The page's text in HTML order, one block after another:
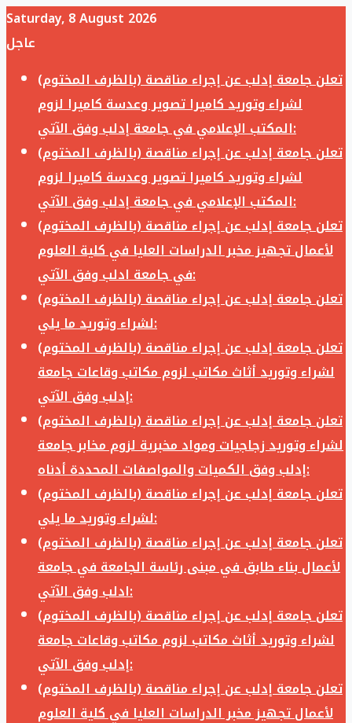
Saturday, 8 August 2026
عاجل
تعلن جامعة إدلب عن إجراء مناقصة (بالظرف المختوم)
لشراء وتوريد كاميرا تصوير وعدسة كاميرا لزوم
المكتب الإعلامي في جامعة إدلب وفق الآتي:
تعلن جامعة إدلب عن إجراء مناقصة (بالظرف المختوم)
لشراء وتوريد كاميرا تصوير وعدسة كاميرا لزوم
المكتب الإعلامي في جامعة إدلب وفق الآتي:
تعلن جامعة إدلب عن إجراء مناقصة (بالظرف المختوم)
لأعمال تجهيز مخبر الدراسات العليا في كلية العلوم
في جامعة ادلب وفق الآتي:
تعلن جامعة إدلب عن إجراء مناقصة (بالظرف المختوم)
لشراء وتوريد ما يلي:
تعلن جامعة إدلب عن إجراء مناقصة (بالظرف المختوم)
لشراء وتوريد أثاث مكاتب لزوم مكاتب وقاعات جامعة
إدلب وفق الآتي:
تعلن جامعة إدلب عن إجراء مناقصة (بالظرف المختوم)
لشراء وتوريد زجاجيات ومواد مخبرية لزوم مخابر جامعة
إدلب وفق الكميات والمواصفات المحددة أدناه:
تعلن جامعة إدلب عن إجراء مناقصة (بالظرف المختوم)
لشراء وتوريد ما يلي:
تعلن جامعة إدلب عن إجراء مناقصة (بالظرف المختوم)
لأعمال بناء طابق في مبنى رئاسة الجامعة في جامعة
ادلب وفق الآتي:
تعلن جامعة إدلب عن إجراء مناقصة (بالظرف المختوم)
لشراء وتوريد أثاث مكاتب لزوم مكاتب وقاعات جامعة
إدلب وفق الآتي:
تعلن جامعة إدلب عن إجراء مناقصة (بالظرف المختوم)
لأعمال تجهيز مخبر الدراسات العليا في كلية العلوم